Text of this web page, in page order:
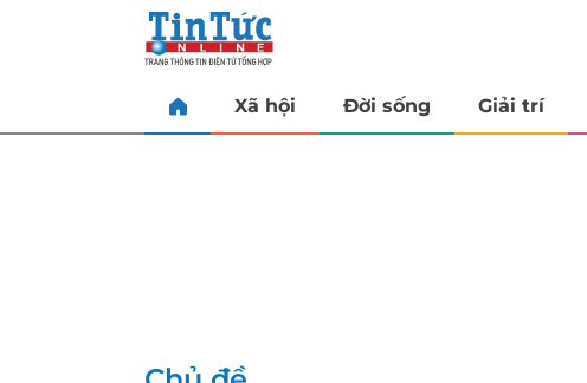
Xã hội Đời sống Giải trí